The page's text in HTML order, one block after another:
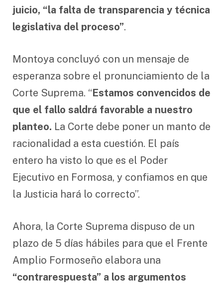
juicio, “la falta de transparencia y técnica
legislativa del proceso”.
Montoya concluyó con un mensaje de
esperanza sobre el pronunciamiento de la
Corte Suprema. “Estamos convencidos de
que el fallo saldrá favorable a nuestro
planteo. La Corte debe poner un manto de
racionalidad a esta cuestión. El país
entero ha visto lo que es el Poder
Ejecutivo en Formosa, y confiamos en que
la Justicia hará lo correcto”.
Ahora, la Corte Suprema dispuso de un
plazo de 5 días hábiles para que el Frente
Amplio Formoseño elabora una
“contrarespuesta” a los argumentos